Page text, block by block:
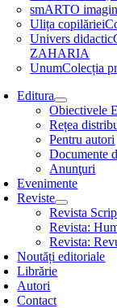
smARTO
Ulița copilăriei
Univers didactic
ZAHARIA
UnumColecția
Editura
Obiectivele
Rețea
Pentru autori
Documente
Anunţuri
Evenimente
Reviste
Revista
Revista:
Revista:
Noutăți editoriale
Librărie
Autori
Contact